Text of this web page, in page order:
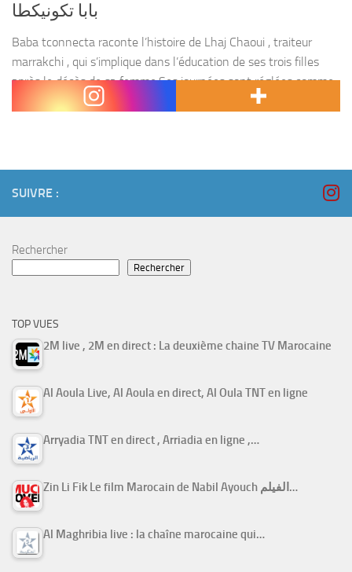
بابا تكونيكطا
Baba tconnecta raconte l’histoire de Lhaj Chaoui , traiteur
marrakchi , qui s’implique dans l’éducation de ses trois filles
après le décès de sa femme.Ses journées sont réglées comme
du papier à musique ,...
SUIVRE :
Rechercher
Rechercher
TOP VUES
2M live , 2M en direct : La deuxième chaine TV Marocaine
Al Aoula Live, Al Aoula en direct, Al Oula TNT en ligne
Arryadia TNT en direct , Arriadia en ligne ,…
Zin Li Fik Le film Marocain de Nabil Ayouch الفيلم…
Al Maghribia live : la chaîne marocaine qui…